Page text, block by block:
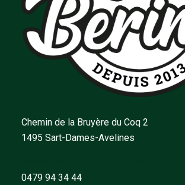
Chemin de la Bruyère du Coq 2
1495 Sart-Dames-Avelines
0479 94 34 44